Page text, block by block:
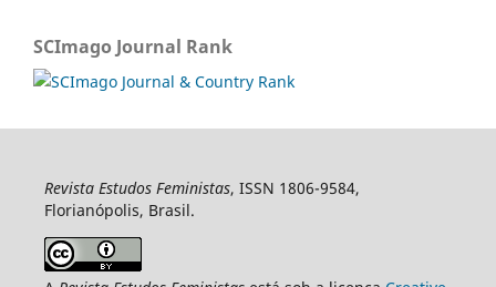
SCImago Journal Rank
Revista Estudos Feministas, ISSN 1806-9584,
Florianópolis, Brasil.